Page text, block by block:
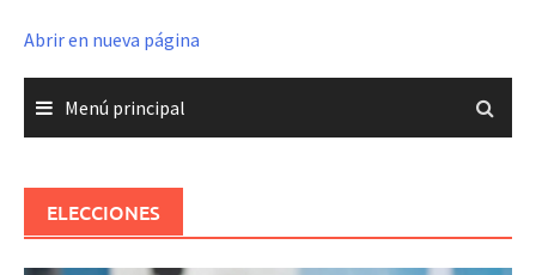
Abrir en nueva página
Menú principal
ELECCIONES